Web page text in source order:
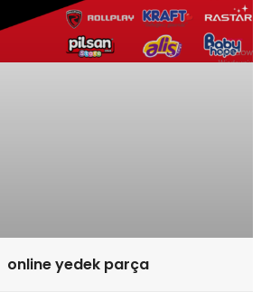
online yedek parça